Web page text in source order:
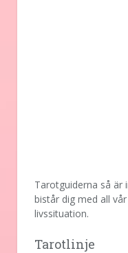
Tarotguiderna så är
bistår dig med all
livssituation.
Tarotlinje